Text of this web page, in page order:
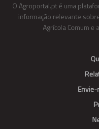
O Agroportal.pt é uma
informação relevante
Agrícola Comum e